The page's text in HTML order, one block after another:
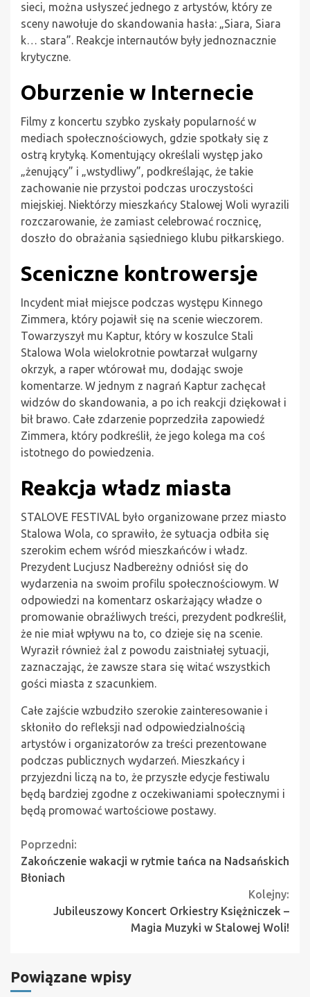
sieci, można usłyszeć jednego z artystów, który ze
sceny nawołuje do skandowania hasła: „Siara, Siara
k… stara”. Reakcje internautów były jednoznacznie
krytyczne.
Oburzenie w Internecie
Filmy z koncertu szybko zyskały popularność w
mediach społecznościowych, gdzie spotkały się z
ostrą krytyką. Komentujący określali występ jako
„żenujący” i „wstydliwy”, podkreślając, że takie
zachowanie nie przystoi podczas uroczystości
miejskiej. Niektórzy mieszkańcy Stalowej Woli wyrazili
rozczarowanie, że zamiast celebrować rocznicę,
doszło do obrażania sąsiedniego klubu piłkarskiego.
Sceniczne kontrowersje
Incydent miał miejsce podczas występu Kinnego
Zimmera, który pojawił się na scenie wieczorem.
Towarzyszył mu Kaptur, który w koszulce Stali
Stalowa Wola wielokrotnie powtarzał wulgarny
okrzyk, a raper wtórował mu, dodając swoje
komentarze. W jednym z nagrań Kaptur zachęcał
widzów do skandowania, a po ich reakcji dziękował i
bił brawo. Całe zdarzenie poprzedziła zapowiedź
Zimmera, który podkreślił, że jego kolega ma coś
istotnego do powiedzenia.
Reakcja władz miasta
STALOVE FESTIVAL było organizowane przez miasto
Stalowa Wola, co sprawiło, że sytuacja odbiła się
szerokim echem wśród mieszkańców i władz.
Prezydent Lucjusz Nadbereżny odniósł się do
wydarzenia na swoim profilu społecznościowym. W
odpowiedzi na komentarz oskarżający władze o
promowanie obraźliwych treści, prezydent podkreślił,
że nie miał wpływu na to, co dzieje się na scenie.
Wyraził również żal z powodu zaistniałej sytuacji,
zaznaczając, że zawsze stara się witać wszystkich
gości miasta z szacunkiem.
Całe zajście wzbudziło szerokie zainteresowanie i
skłoniło do refleksji nad odpowiedzialnością
artystów i organizatorów za treści prezentowane
podczas publicznych wydarzeń. Mieszkańcy i
przyjezdni liczą na to, że przyszłe edycje festiwalu
będą bardziej zgodne z oczekiwaniami społecznymi i
będą promować wartościowe postawy.
Continue
Reading
Poprzedni:
Zakończenie wakacji w rytmie tańca na Nadsańskich
Błoniach
Kolejny:
Jubileuszowy Koncert Orkiestry Księżniczek –
Magia Muzyki w Stalowej Woli!
Powiązane wpisy